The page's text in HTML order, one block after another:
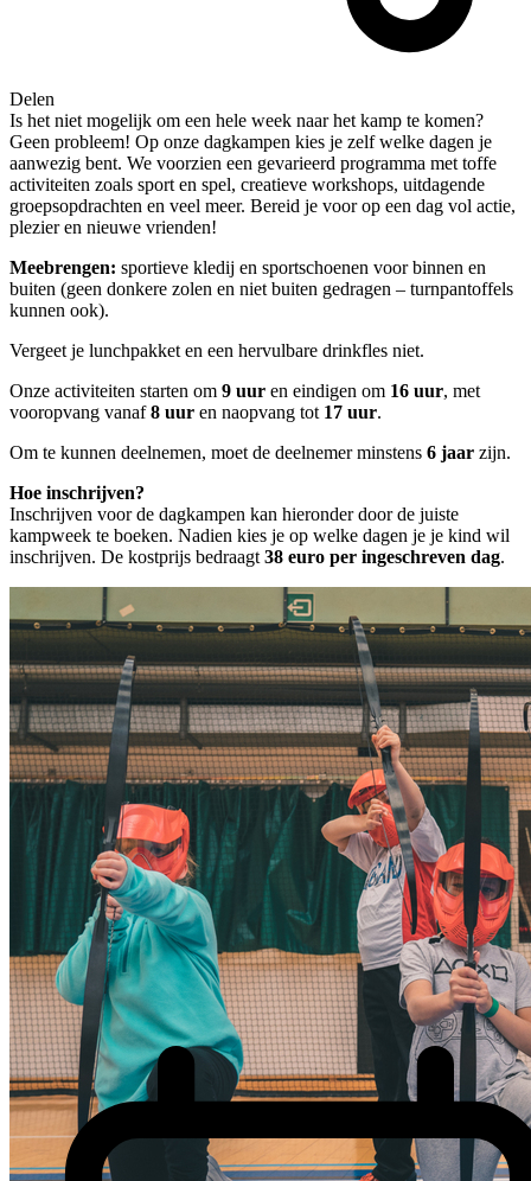
Delen
Is het niet mogelijk om een hele week naar het kamp te komen?
Geen probleem! Op onze dagkampen kies je zelf welke dagen je
aanwezig bent. We voorzien een gevarieerd programma met toffe
activiteiten zoals sport en spel, creatieve workshops, uitdagende
groepsopdrachten en veel meer. Bereid je voor op een dag vol actie,
plezier en nieuwe vrienden!
Meebrengen: sportieve kledij en sportschoenen voor binnen en
buiten (geen donkere zolen en niet buiten gedragen – turnpantoffels
kunnen ook).
Vergeet je lunchpakket en een hervulbare drinkfles niet.
Onze activiteiten starten om 9 uur en eindigen om 16 uur, met
vooropvang vanaf8 uur en naopvang tot 17 uur.
Om te kunnen deelnemen, moet de deelnemer minstens 6 jaar zijn.
Hoe inschrijven?
Inschrijven voor de dagkampen kan hieronder door de juiste
kampweek te boeken. Nadien kies je op welke dagen je je kind wil
inschrijven. De kostprijs bedraagt 38 euro per ingeschreven dag.